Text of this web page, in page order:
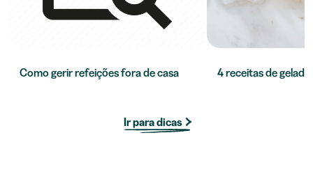
Como gerir refeições fora de casa 4 receitas de
Ir para dicas